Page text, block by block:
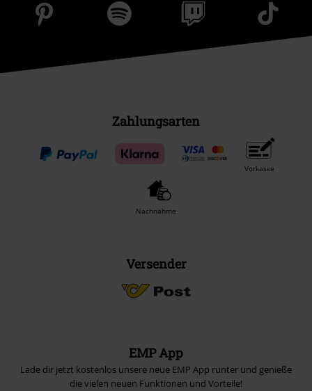
Zahlungsarten
Vorkasse
Nachnahme
Versender
EMP App
Lade dir jetzt kostenlos unsere neue EMP App runter und genieße
die vielen neuen Funktionen und Vorteile!